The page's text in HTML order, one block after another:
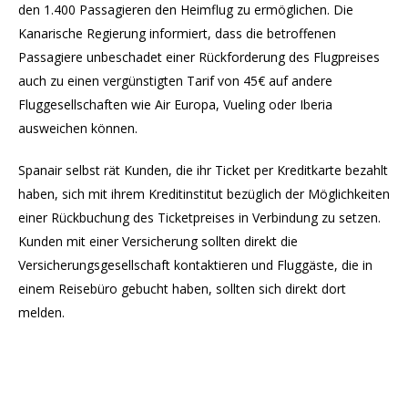
den 1.400 Passagieren den Heimflug zu ermöglichen. Die
Kanarische Regierung informiert, dass die betroffenen
Passagiere unbeschadet einer Rückforderung des Flugpreises
auch zu einen vergünstigten Tarif von 45€ auf andere
Fluggesellschaften wie Air Europa, Vueling oder Iberia
ausweichen können.
Spanair selbst rät Kunden, die ihr Ticket per Kreditkarte bezahlt
haben, sich mit ihrem Kreditinstitut bezüglich der Möglichkeiten
einer Rückbuchung des Ticketpreises in Verbindung zu setzen.
Kunden mit einer Versicherung sollten direkt die
Versicherungsgesellschaft kontaktieren und Fluggäste, die in
einem Reisebüro gebucht haben, sollten sich direkt dort
melden.